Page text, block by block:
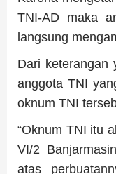
TNI-AD maka
langsung
Dari keterangan
anggota TNI
oknum TNI
“Oknum TNI itu
VI/2
atas